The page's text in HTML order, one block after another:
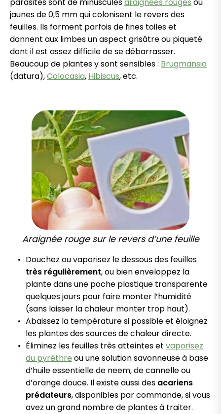
parasites sont de minusculesaraignées rouges ou
jaunes de 0,5 mm qui colonisent le revers des
feuilles. Ils forment parfois de fines toiles et
donnent aux limbes un aspect grisâtre ou piqueté
dont il est assez difficile de se débarrasser.
Beaucoup de plantes y sont sensibles : Brugmansia
(datura),Colocasia, Hibiscus, etc.
Araignée rouge sur le revers d’une feuille
Douchez ou vaporisez le dessous des feuilles
très régulièrement, ou bien enveloppez la
plante dans une poche plastique transparente
quelques jours pour faire monter l’humidité
(sans laisser la chaleur monter trop haut).
Abaissez la température si possible et éloignez
les plantes des sources de chaleur directe.
Éliminez les feuilles très atteintes et vaporisez
du pyrèthre ou une solution savonneuse à base
d’huile essentielle de neem, de cannelle ou
d’orange douce. Il existe aussi des acariens
prédateurs, disponibles par commande, si vous
avez un grand nombre de plantes à traiter.